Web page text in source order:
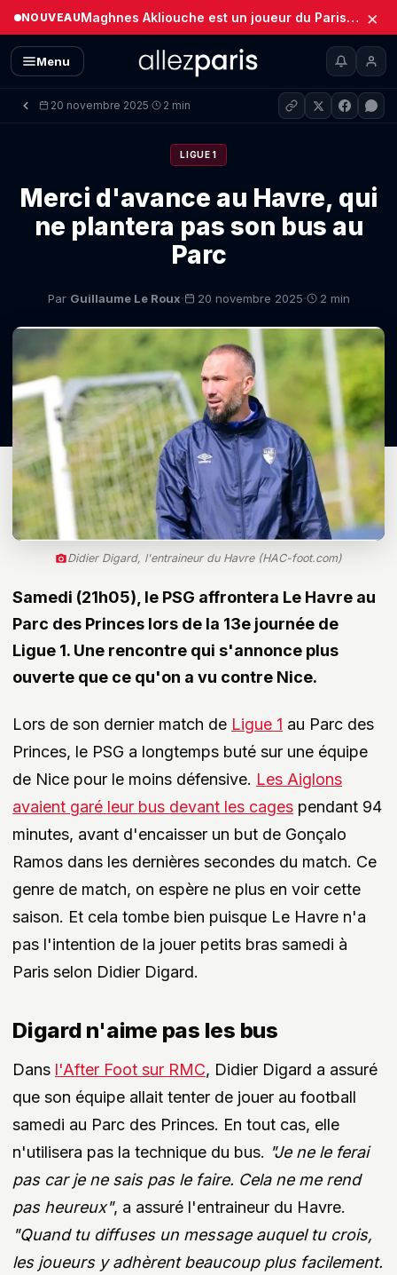
NOUVEAU Maghnes Akliouche est un joueur du Paris Saint-Germain (Officiel) ×
Menu
20 novembre 2025· 2 min
LIGUE 1
Merci d'avance au Havre, qui
ne plantera pas son bus au
Parc
Par Guillaume Le Roux· 20 novembre 2025· 2 min
Didier Digard, l'entraineur du Havre (HAC-foot.com)
Samedi (21h05), le PSG affrontera Le Havre au
Parc des Princes lors de la 13e journée de
Ligue 1. Une rencontre qui s'annonce plus
ouverte que ce qu'on a vu contre Nice.
Lors de son dernier match de Ligue 1 au Parc des
Princes, le PSG a longtemps buté sur une équipe
de Nice pour le moins défensive. Les Aiglons
avaient garé leur bus devant les cages pendant 94
minutes, avant d'encaisser un but de Gonçalo
Ramos dans les dernières secondes du match. Ce
genre de match, on espère ne plus en voir cette
saison. Et cela tombe bien puisque Le Havre n'a
pas l'intention de la jouer petits bras samedi à
Paris selon Didier Digard.
Digard n'aime pas les bus
Dans l'After Foot sur RMC, Didier Digard a assuré
que son équipe allait tenter de jouer au football
samedi au Parc des Princes. En tout cas, elle
n'utilisera pas la technique du bus. "Je ne le ferai
pas car je ne sais pas le faire. Cela ne me rend
pas heureux", a assuré l'entraineur du Havre.
"Quand tu diffuses un message auquel tu crois,
les joueurs y adhèrent beaucoup plus facilement.